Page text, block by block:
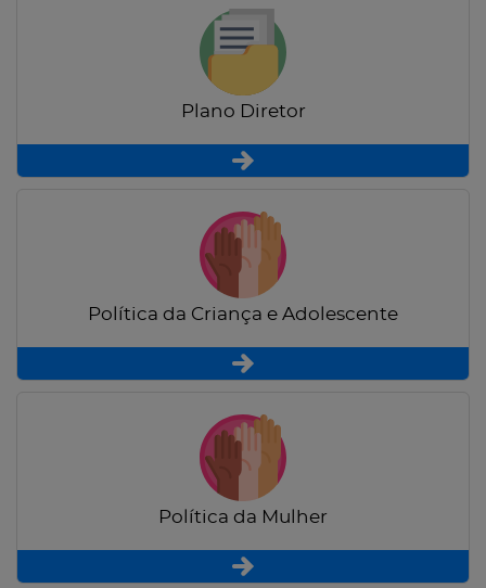
Plano Diretor
Política da Criança e Adolescente
Política da Mulher